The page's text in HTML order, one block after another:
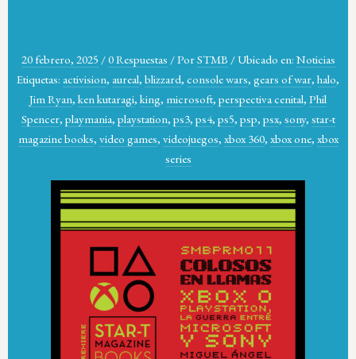
20 febrero, 2025 /0 Respuestas /PorSTMB / Ubicado en: Noticias
Etiquetas: activision, aureal, blizzard, console wars, gears of war, halo,
Jim Ryan, ken kutaragi, king, microsoft, perspectiva cenital, Phil
Spencer, playmania, playstation, ps3, ps4, ps5, psp, psx, sony, star-t
magazine books, video games, videojuegos, xbox 360, xbox one, xbox
series